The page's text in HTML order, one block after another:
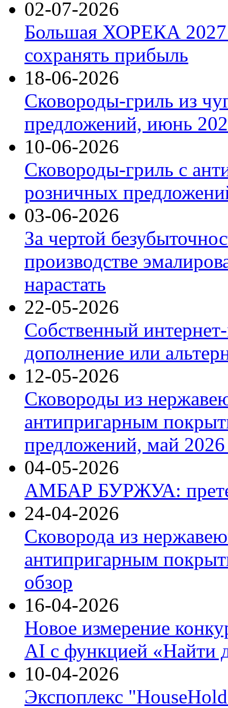
02-07-2026
Большая ХОРЕКА 2027:
сохранять прибыль
18-06-2026
Сковороды-гриль из
предложений, июнь
10-06-2026
Сковороды-гриль с
розничных
03-06-2026
За чертой
производстве
нарастать
22-05-2026
Собственный
дополнение или
12-05-2026
Сковороды из
антипригарным
предложений, май 2026
04-05-2026
АМБАР БУРЖУА:
24-04-2026
Сковорода из
антипригарным
обзор
16-04-2026
Новое измерение
AI с функцией «Найти
10-04-2026
Экспоплекс